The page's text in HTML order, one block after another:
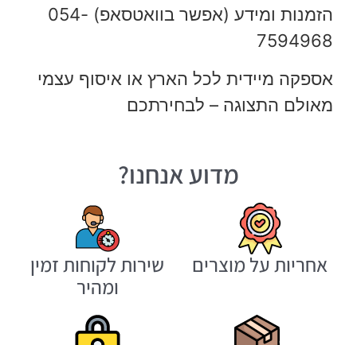
הזמנות ומידע (אפשר בוואטסאפ) 054-
7594968
אספקה מיידית לכל הארץ או איסוף עצמי
מאולם התצוגה – לבחירתכם
מדוע אנחנו?
אחריות על מוצרים
שירות לקוחות זמין
ומהיר